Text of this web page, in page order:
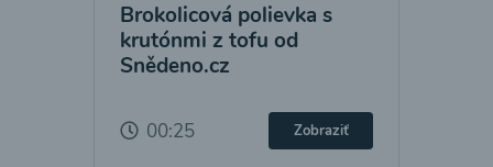
Brokolicová polievka s
krutónmi z tofu od
Snědeno.cz
00:25 Zobraziť